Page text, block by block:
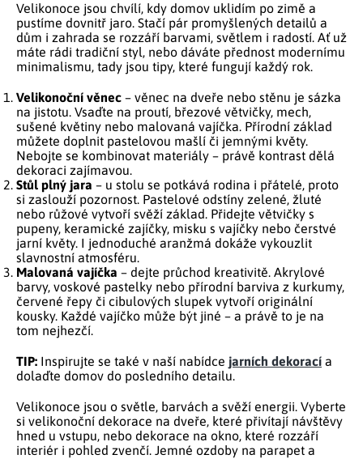
Velikonoce jsou chvílí, kdy domov uklidím po zimě a
pustíme dovnitř jaro. Stačí pár promyšlených detailů a
dům i zahrada se rozzáří barvami, světlem i radostí. Ať už
máte rádi tradiční styl, nebo dáváte přednost modernímu
minimalismu, tady jsou tipy, které fungují každý rok.
Velikonoční věnec – věnec na dveře nebo stěnu je sázka
na jistotu. Vsaďte na proutí, březové větvičky, mech,
sušené květiny nebo malovaná vajíčka. Přírodní základ
můžete doplnit pastelovou mašlí či jemnými květy.
Nebojte se kombinovat materiály – právě kontrast dělá
dekoraci zajímavou.
Stůl plný jara – u stolu se potkává rodina i přátelé, proto
si zaslouží pozornost. Pastelové odstíny zelené, žluté
nebo růžové vytvoří svěží základ. Přidejte větvičky s
pupeny, keramické zajíčky, misku s vajíčky nebo čerstvé
jarní květy. I jednoduché aranžmá dokáže vykouzlit
slavnostní atmosféru.
Malovaná vajíčka – dejte průchod kreativitě. Akrylové
barvy, voskové pastelky nebo přírodní barviva z kurkumy,
červené řepy či cibulových slupek vytvoří originální
kousky. Každé vajíčko může být jiné – a právě to je na
tom nejhezčí.
TIP: Inspirujte se také v naší nabídce jarních dekorací a
dolaďte domov do posledního detailu.
Velikonoce jsou o světle, barvách a svěží energii. Vyberte
si velikonoční dekorace na dveře, které přivítají návštěvy
hned u vstupu, nebo dekorace na okno, které rozzáří
interiér i pohled zvenčí. Jemné ozdoby na parapet a